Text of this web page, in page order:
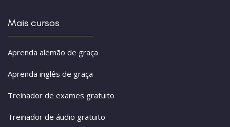
Mais cursos
Aprenda alemão de graça
Aprenda inglês de graça
Treinador de exames gratuito
Treinador de áudio gratuito